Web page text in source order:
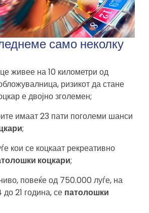
само неколку
живее на 10 километри од
ризикот да стане
е двојно зголемен;
имаат 23 пати поголеми шанси
;
кои се коцкаат рекреативно
коцкари;
повеќе од 750.000 луѓе, на
до 21 година, се патолошки